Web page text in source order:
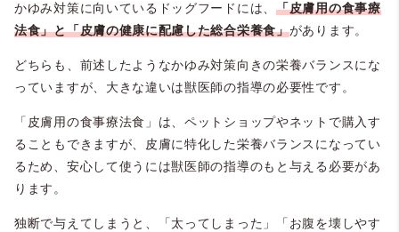
かゆみ対策に向いているドッグフードには、 「皮膚用の食事療
法食」と「皮膚の健康に配慮した総合栄養食」があります。
どちらも、前述したようなかゆみ対策向きの栄養バランスにな
っていますが、大きな違いは獣医師の指導の必要性です。
「皮膚用の食事療法食」は、ペットショップやネットで購入す
ることもできますが、皮膚に特化した栄養バランスになってい
るため、安心して使うには獣医師の指導のもと与える必要があ
ります。
独断で与えてしまうと、「太ってしまった」「お腹を壊しやす